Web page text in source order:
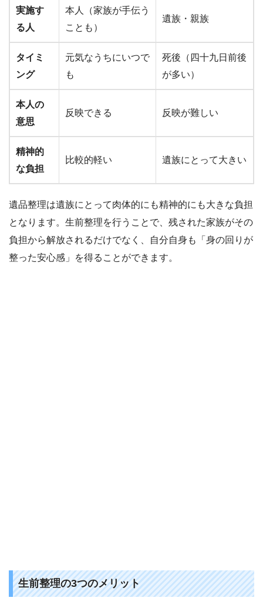
実施す
る人
本人（家族が手伝う
ことも）
遺族・親族
タイミ
ング
元気なうちにいつで
も
死後（四十九日前後
が多い）
本人の
意思
反映できる 反映が難しい
精神的
な負担
比較的軽い 遺族にとって大きい
遺品整理は遺族にとって肉体的にも精神的にも大きな負担
となります。生前整理を行うことで、残された家族がその
負担から解放されるだけでなく、自分自身も「身の回りが
整った安心感」を得ることができます。
生前整理の3つのメリット